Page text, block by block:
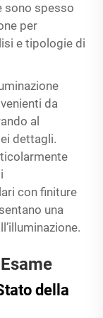
sono spesso
per
e tipologie di
da
al
dettagli.
con finiture
una
della